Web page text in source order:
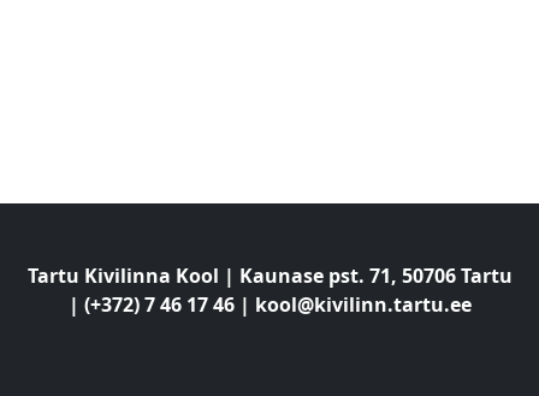
Tartu Kivilinna Kool | Kaunase pst. 71, 50706 Tartu
| (+372) 7 46 17 46 | kool@kivilinn.tartu.ee